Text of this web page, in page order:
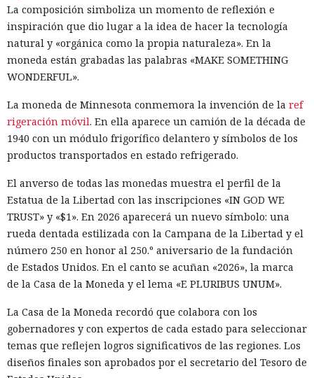
La composición simboliza un momento de reflexión e
inspiración que dio lugar a la idea de hacer la tecnología
natural y «orgánica como la propia naturaleza». En la
moneda están grabadas las palabras «MAKE SOMETHING
WONDERFUL».
La moneda de Minnesota conmemora la invención de la ref
rigeración móvil. En ella aparece un camión de la década de
1940 con un módulo frigorífico delantero y símbolos de los
productos transportados en estado refrigerado.
El anverso de todas las monedas muestra el perfil de la
Estatua de la Libertad con las inscripciones «IN GOD WE
TRUST» y «$1». En 2026 aparecerá un nuevo símbolo: una
rueda dentada estilizada con la Campana de la Libertad y el
número 250 en honor al 250.º aniversario de la fundación
de Estados Unidos. En el canto se acuñan «2026», la marca
de la Casa de la Moneda y el lema «E PLURIBUS UNUM».
La Casa de la Moneda recordó que colabora con los
gobernadores y con expertos de cada estado para seleccionar
temas que reflejen logros significativos de las regiones. Los
diseños finales son aprobados por el secretario del Tesoro de